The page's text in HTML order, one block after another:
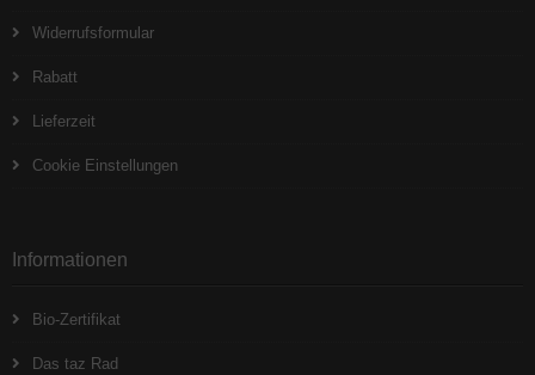
Widerrufsformular
Rabatt
Lieferzeit
Cookie Einstellungen
Informationen
Bio-Zertifikat
Das taz Rad